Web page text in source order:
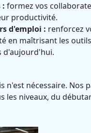
: formez vos
productivité.
d'emploi : renforcez
en maîtrisant les outils
d'aujourd'hui.
n'est nécessaire. Nos
les niveaux, du